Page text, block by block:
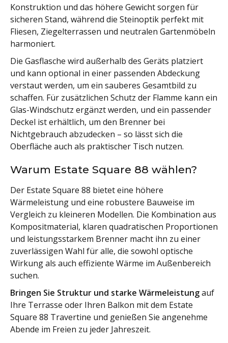
Konstruktion und das höhere Gewicht sorgen für
sicheren Stand, während die Steinoptik perfekt mit
Fliesen, Ziegelterrassen und neutralen Gartenmöbeln
harmoniert.
Die Gasflasche wird außerhalb des Geräts platziert
und kann optional in einer passenden Abdeckung
verstaut werden, um ein sauberes Gesamtbild zu
schaffen. Für zusätzlichen Schutz der Flamme kann ein
Glas-Windschutz ergänzt werden, und ein passender
Deckel ist erhältlich, um den Brenner bei
Nichtgebrauch abzudecken – so lässt sich die
Oberfläche auch als praktischer Tisch nutzen.
Warum Estate Square 88 wählen?
Der Estate Square 88 bietet eine höhere
Wärmeleistung und eine robustere Bauweise im
Vergleich zu kleineren Modellen. Die Kombination aus
Kompositmaterial, klaren quadratischen Proportionen
und leistungsstarkem Brenner macht ihn zu einer
zuverlässigen Wahl für alle, die sowohl optische
Wirkung als auch effiziente Wärme im Außenbereich
suchen.
Bringen Sie Struktur und starke Wärmeleistungauf
Ihre Terrasse oder Ihren Balkon mit dem Estate
Square 88 Travertine und genießen Sie angenehme
Abende im Freien zu jeder Jahreszeit.